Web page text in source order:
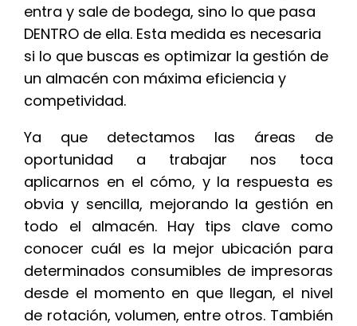
entra y sale de bodega, sino lo que pasa
DENTRO de ella. Esta medida es necesaria
si lo que buscas es optimizar la gestión de
un almacén con máxima eficiencia y
competividad.
Ya que detectamos las áreas de
oportunidad a trabajar nos toca
aplicarnos en el cómo, y la respuesta es
obvia y sencilla, mejorando la gestión en
todo el almacén. Hay tips clave como
conocer cuál es la mejor ubicación para
determinados consumibles de impresoras
desde el momento en que llegan, el nivel
de rotación, volumen, entre otros. También